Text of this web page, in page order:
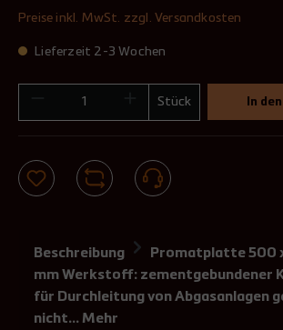
Preise inkl. MwSt. zzgl. Versandkosten
Lieferzeit 2-3 Wochen
Stück In
Beschreibung
Promatplatte 500
mm Werkstoff: zementgebundener
für Durchleitung von Abgasanlagen
nicht… Mehr